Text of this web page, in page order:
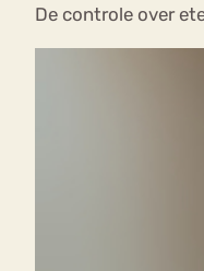
De controle over